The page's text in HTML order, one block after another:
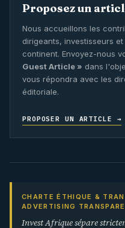
Proposez un
Nous accueillons les
dirigeants, investisseurs
continent. Envoyez-nous
Guest Article » dans
vous répondra avec les
éditoriale.
PROPOSER UN ARTICLE →
CHARTE ÉTHIQUE &
ADVERTISING
Invest Afrique sépare